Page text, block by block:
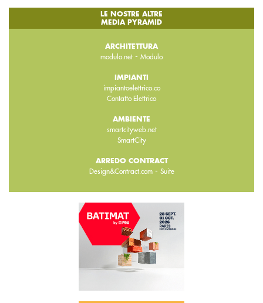
LE NOSTRE ALTRE
MEDIA PYRAMID
ARCHITETTURA
modulo.net - Modulo
IMPIANTI
impiantoelettrico.co
Contatto Elettrico
AMBIENTE
smartcityweb.net
SmartCity
ARREDO CONTRACT
Design&Contract.com- Suite